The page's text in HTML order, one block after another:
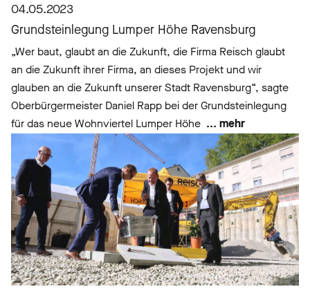
04.05.2023
Grundsteinlegung Lumper Höhe Ravensburg
„Wer baut, glaubt an die Zukunft, die Firma Reisch glaubt
an die Zukunft ihrer Firma, an dieses Projekt und wir
glauben an die Zukunft unserer Stadt Ravensburg“, sagte
Oberbürgermeister Daniel Rapp bei der Grundsteinlegung
für das neue Wohnviertel Lumper Höhe ... mehr